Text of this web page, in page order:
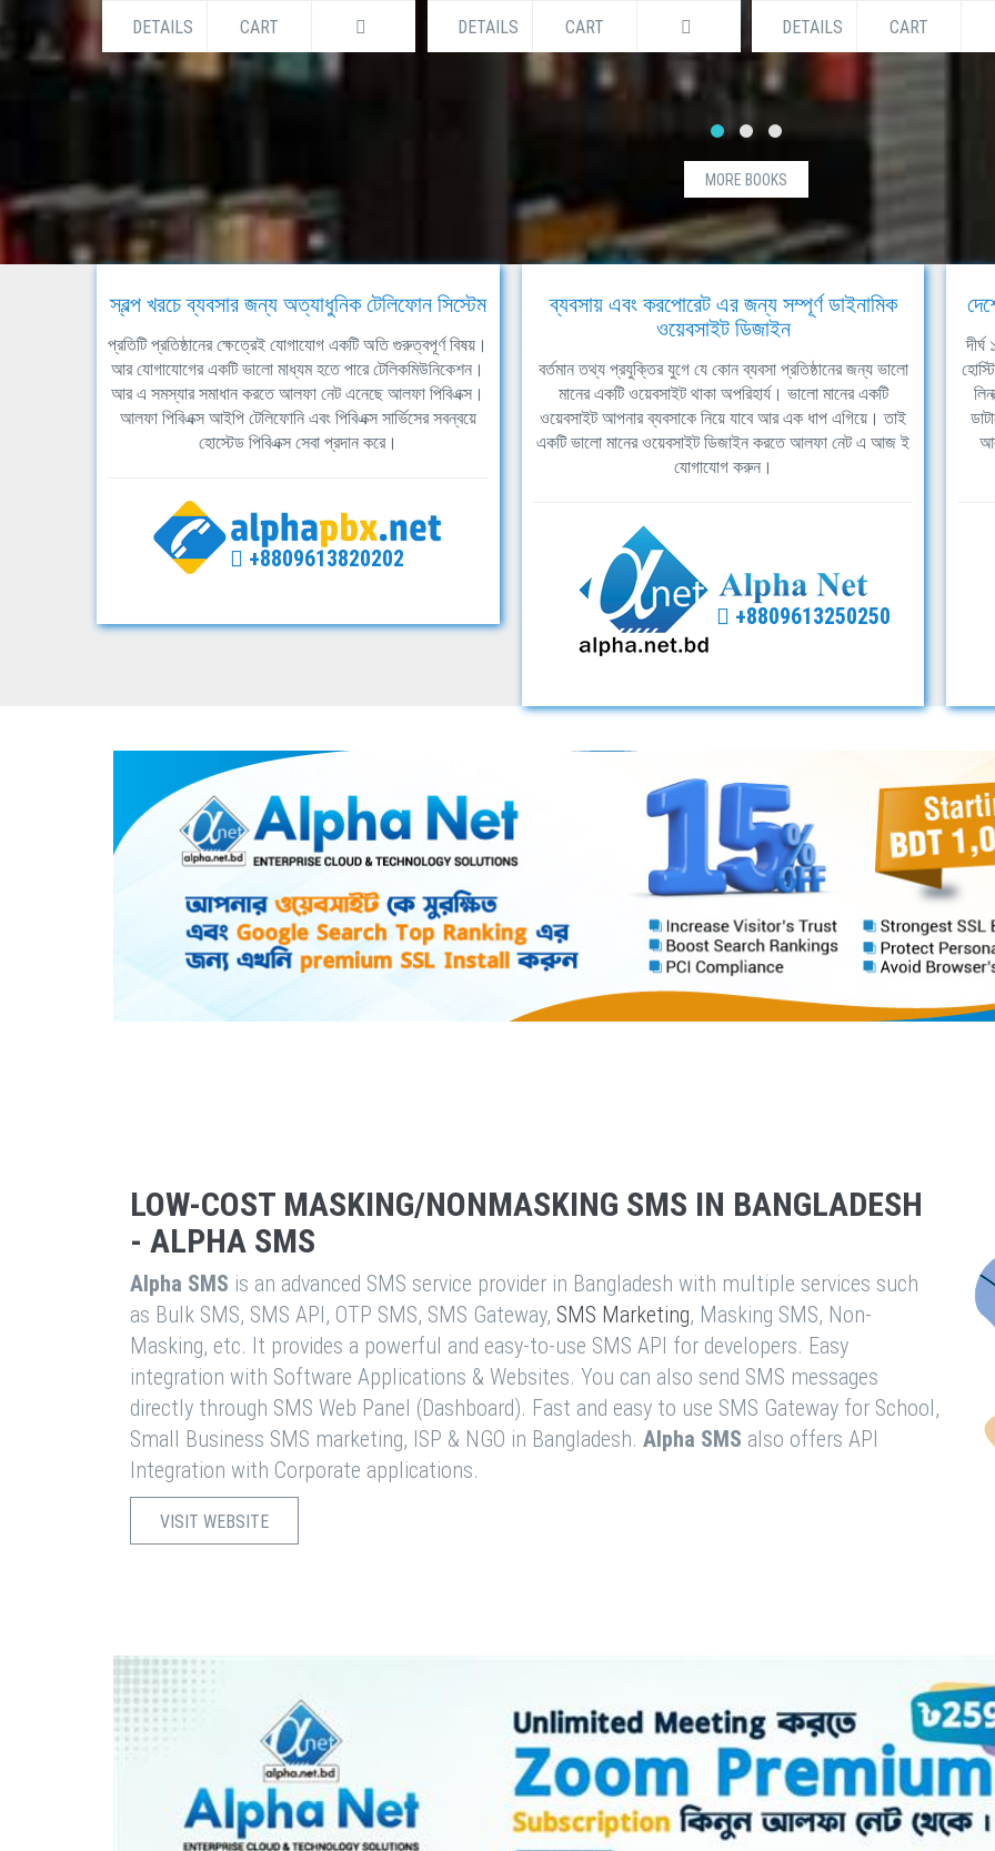
DETAILS CART DETAILS CART DETAILS CART
MORE BOOKS
স্বল্প খরচে ব্যবসার জন্য অত্যাধুনিক টেলিফোন সিস্টেম
প্রতিটি প্রতিষ্ঠানের ক্ষেত্রেই যোগাযোগ একটি অতি গুরুত্বপূর্ণ বিষয়।
আর যোগাযোগের একটি ভালো মাধ্যম হতে পারে টেলিকমিউনিকেশন।
আর এ সমস্যার সমাধান করতে আলফা নেট এনেছে আলফা পিবিএক্স।
আলফা পিবিএক্স আইপি টেলিফোনি এবং পিবিএক্স সার্ভিসের সবন্বয়ে
হোস্টেড পিবিএক্স সেবা প্রদান করে।
+8809613820202
ব্যবসায় এবং করপোরেট এর জন্য সম্পূর্ণ ডাইনামিক
ওয়েবসাইট ডিজাইন
বর্তমান তথ্য প্রযুক্তির যুগে যে কোন ব্যবসা প্রতিষ্ঠানের জন্য ভালো
মানের একটি ওয়েবসাইট থাকা অপরিহার্য। ভালো মানের একটি
ওয়েবসাইট আপনার ব্যবসাকে নিয়ে যাবে আর এক ধাপ এগিয়ে। তাই
একটি ভালো মানের ওয়েবসাইট ডিজাইন করতে আলফা নেট এ আজ ই
যোগাযোগ করুন।
+8809613250250
LOW-COST MASKING/NONMASKING SMS IN BANGLADESH
- ALPHA SMS
Alpha SMS is an advanced SMS service provider in Bangladesh with multiple services such
as Bulk SMS, SMS API, OTP SMS, SMS Gateway, SMS Marketing, Masking SMS, Non-
Masking, etc. It provides a powerful and easy-to-use SMS API for developers. Easy
integration with Software Applications & Websites. You can also send SMS messages
directly through SMS Web Panel (Dashboard). Fast and easy to use SMS Gateway for School,
Small Business SMS marketing, ISP & NGO in Bangladesh. Alpha SMS also offers API
Integration with Corporate applications.
VISIT WEBSITE